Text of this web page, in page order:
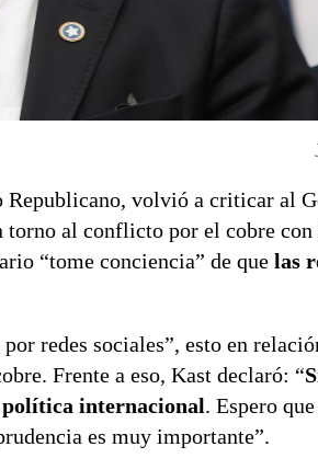
Republicano, volvió a criticar al
torno al conflicto por el cobre con
“tome conciencia” de que las
redes sociales”, esto en
Frente a eso, Kast declaró: “
política internacional. Espero
es muy importante”.